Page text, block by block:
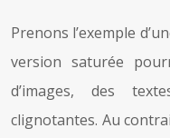
Prenons l’exemple
version saturée
d’images, des
clignotantes. Au